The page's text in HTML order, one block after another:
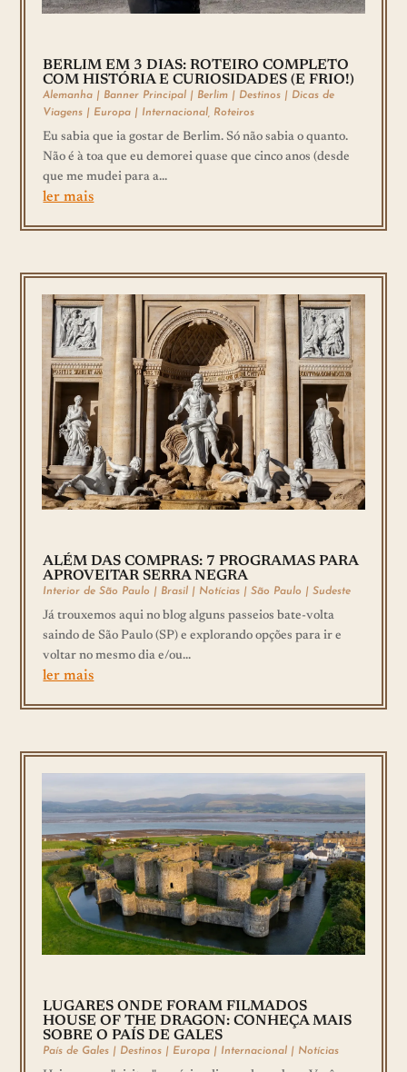
BERLIM EM 3 DIAS: ROTEIRO COMPLETO
COM HISTÓRIA E CURIOSIDADES (E FRIO!)
Alemanha | Banner Principal | Berlim | Destinos | Dicas de
Viagens | Europa | Internacional Roteiros
Eu sabia que ia gostar de Berlim. Só não sabia o quanto.
Não é à toa que eu demorei quase que cinco anos (desde
que me mudei para a...
ler mais
ALÉM DAS COMPRAS: 7 PROGRAMAS PARA
APROVEITAR SERRA NEGRA
Interior de São Paulo | Brasil | Notícias |São Paulo |Sudeste
Já trouxemos aqui no blog alguns passeios bate-volta
saindo de São Paulo (SP) e explorando opções para ir e
voltar no mesmo dia e/ou...
ler mais
LUGARES ONDE FORAM FILMADOS
HOUSE OF THE DRAGON: CONHEÇA MAIS
SOBRE O PAÍS DE GALES
País de Gales | Destinos | Europa | Internacional | Notícias